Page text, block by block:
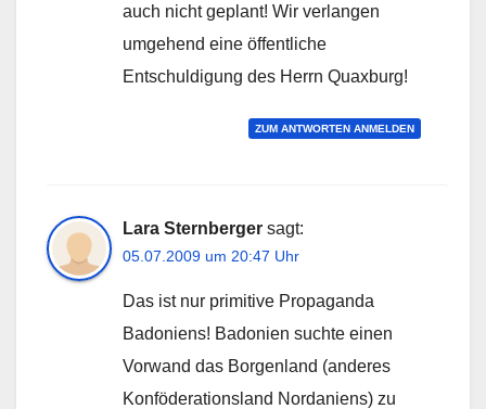
auch nicht geplant! Wir verlangen
umgehend eine öffentliche
Entschuldigung des Herrn Quaxburg!
ZUM ANTWORTEN ANMELDEN
Lara Sternberger sagt:
05.07.2009 um 20:47 Uhr
Das ist nur primitive Propaganda
Badoniens! Badonien suchte einen
Vorwand das Borgenland (anderes
Konföderationsland Nordaniens) zu